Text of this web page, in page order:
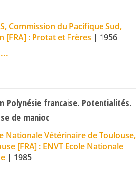
Commission du Pacifique Sud,
[FRA] : Protat et Frères | 1956
Polynésie francaise. Potentialités.
de manioc
Nationale Vétérinaire de Toulouse,
[FRA] : ENVT Ecole Nationale
| 1985